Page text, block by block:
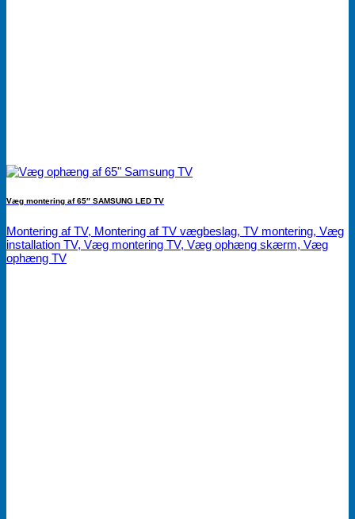
Væg montering af 65″ SAMSUNG LED TV
Montering af TV, Montering af TV vægbeslag, TV montering, Væg
installation TV, Væg montering TV, Væg ophæng skærm, Væg
ophæng TV